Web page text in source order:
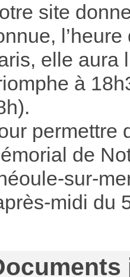
site
elle aura
à
permettre
de
sur-
midi du